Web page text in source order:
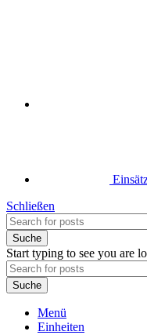
Schließen
Suche
Start typing to see you are
Suche
Menü
Einheiten